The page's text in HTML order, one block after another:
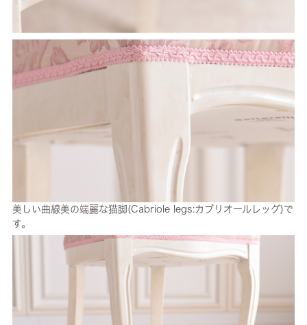
美しい曲線美の端麗な猫脚(Cabriole legs:カブリオールレッグ)で
す。